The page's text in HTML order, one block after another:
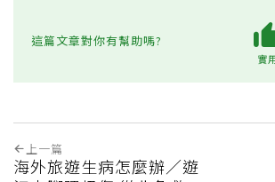
這篇文章對你有幫助嗎?
實
上一篇
海外旅遊生病怎麼辦／遊